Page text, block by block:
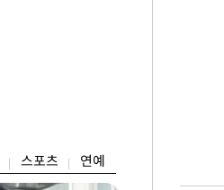
스포츠 연예